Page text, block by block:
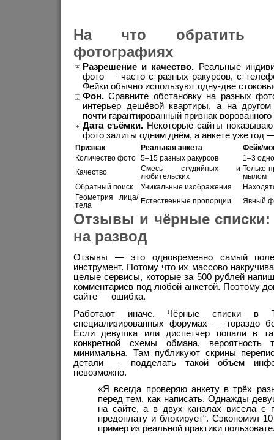
На что обратить
фотографиях
Разрешение и качество. Реальные
фото — часто с разных ракурсов, с
Фейки обычно используют одну-две
Фон. Сравните обстановку на разных
интерьер дешёвой квартиры, а на
почти гарантированный признак ворованного
Дата съёмки. Некоторые сайты
фото залиты одним днём, а анкете уже год
Признак Реальная анкета
Фейк/
Количество фото
5–15 разных ракурсов
1–3
Качество
Смесь студийных и
любительских
Только
мылом
Обратный поиск
Уникальные изображения
Геометрия лица/
тела
Естественные пропорции Явный
Отзывы и чёрные списки:
на развод
Отзывы — это одновременно самый
инструмент. Потому что их массово
целые сервисы, которые за 500 рублей
комментариев под любой анкетой. Поэтому
сайте — ошибка.
Работают иначе. Чёрные списки в
специализированных форумах — гораздо
Если девушка или диспетчер попали в
конкретной схемы обмана, вероятность
минимальна. Там публикуют скрины
детали — подделать такой объём
невозможно.
«Я всегда проверяю анкету в трёх
перед тем, как написать. Однажды
на сайте, а в двух каналах висела с
предоплату и блокирует“. Сэкономил
пример из реальной практики